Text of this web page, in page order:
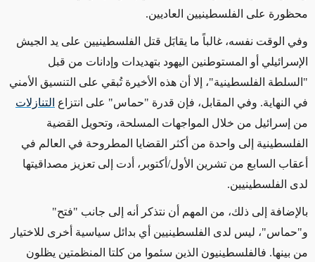
محظورة على الفلسطينيين العاديين.
وفي الوقت نفسه، غالباً ما يقابَل قتل الفلسطينيين على يد الجيش
الإسرائيلي أو المستوطنين اليهود بتهديدات وإدانات من قبل
"السلطة الفلسطينية"، إلا أن هذه الأخيرة تُبقي على التنسيق الأمني
في النهاية. وفي المقابل، فإن قدرة "حماس" على انتزاع التنازلات
من إسرائيل من خلال المواجهات المسلحة، وتحويل القضية
الفلسطينية إلى واحدة من أكثر القضايا المطروحة في العالم في
أعقاب السابع من تشرين الأول/أكتوبر، أدت إلى تعزيز مصداقيتها
لدى الفلسطينيين.
بالإضافة إلى ذلك، من المهم أن نتذكر أنه إلى جانب "فتح"
و"حماس"، ليس لدى الفلسطينيين أي بدائل سياسية أخرى للاختيار
من بينها. فالفلسطينيون الذين سئموا من كلتا المنظمتين يظلون